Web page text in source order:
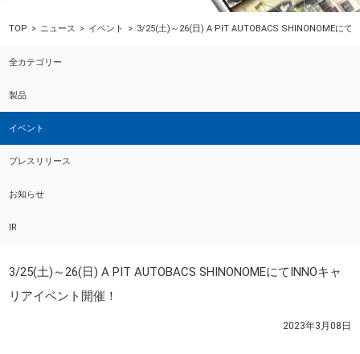
TOP ニュース イベント 3/25(土)～26(日) A PIT AUTOBACS SHINONOMEにて
全カテゴリー
製品
イベント
プレスリリース
お知らせ
IR
3/25(土)～26(日) A PIT AUTOBACS SHINONOMEにてINNOキャ
リアイベント開催！
2023年3月08日